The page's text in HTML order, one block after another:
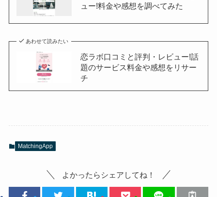
ュー!料金や感想を調べてみた
あわせて読みたい
恋ラボ口コミと評判・レビュー!話
題のサービス料金や感想をリサー
チ
MatchingApp
よかったらシェアしてね！